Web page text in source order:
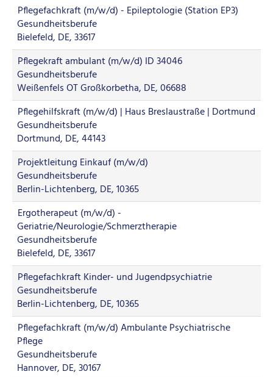
Pflegefachkraft (m/w/d) - Epileptologie (Station EP3)
Gesundheitsberufe
Bielefeld, DE, 33617
Pflegekraft ambulant (m/w/d) ID 34046
Gesundheitsberufe
Weißenfels OT Großkorbetha, DE, 06688
Pflegehilfskraft (m/w/d) | Haus Breslaustraße | Dortmund
Gesundheitsberufe
Dortmund, DE, 44143
Projektleitung Einkauf (m/w/d)
Gesundheitsberufe
Berlin-Lichtenberg, DE, 10365
Ergotherapeut (m/w/d) -
Geriatrie/Neurologie/Schmerztherapie
Gesundheitsberufe
Bielefeld, DE, 33617
Pflegefachkraft Kinder- und Jugendpsychiatrie
Gesundheitsberufe
Berlin-Lichtenberg, DE, 10365
Pflegefachkraft (m/w/d) Ambulante Psychiatrische
Pflege
Gesundheitsberufe
Hannover, DE, 30167